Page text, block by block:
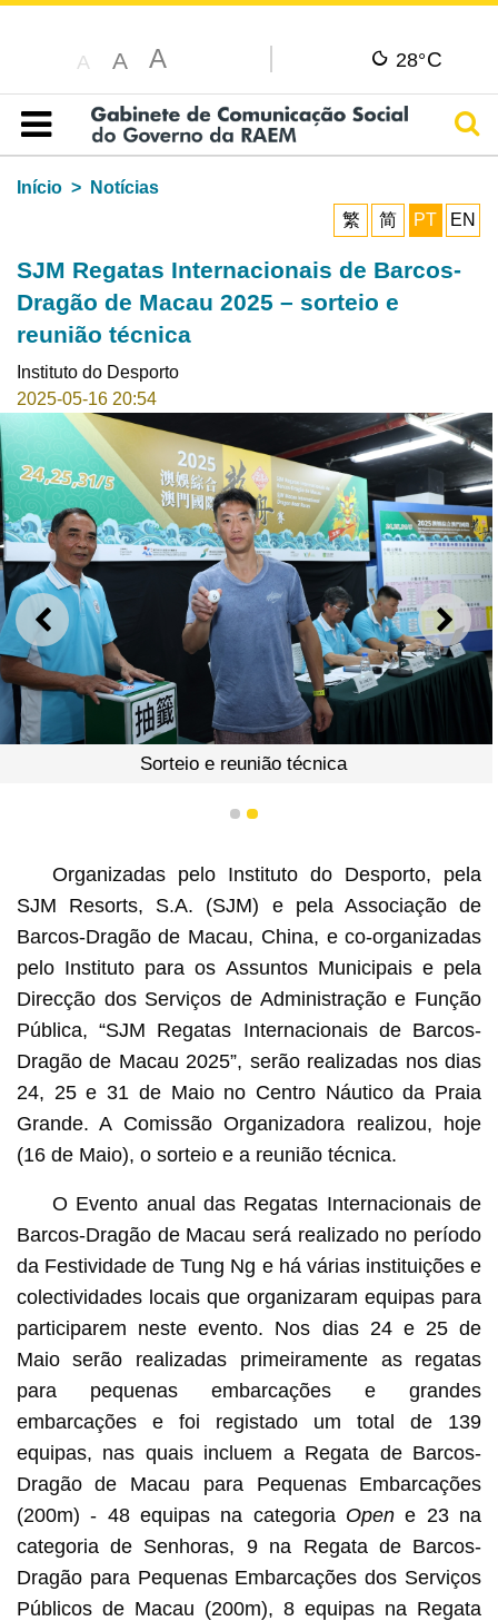
A A A 28°C
Índice
Início
Notícias
繁
简 PT EN
SJM Regatas Internacionais de Barcos-
Dragão de Macau 2025 – sorteio e
reunião técnica
Instituto do Desporto
2025-05-16 20:54
ANTERIOR
Sorteio e reunião técnica
1 2
Organizadas pelo Instituto do Desporto, pela
SJM Resorts, S.A. (SJM) e pela Associação de
Barcos-Dragão de Macau, China, e co-organizadas
pelo Instituto para os Assuntos Municipais e pela
Direcção dos Serviços de Administração e Função
Pública, “SJM Regatas Internacionais de Barcos-
Dragão de Macau 2025”, serão realizadas nos dias
24, 25 e 31 de Maio no Centro Náutico da Praia
Grande. A Comissão Organizadora realizou, hoje
(16 de Maio), o sorteio e a reunião técnica.
O Evento anual das Regatas Internacionais de
Barcos-Dragão de Macau será realizado no período
da Festividade de Tung Ng e há várias instituições e
colectividades locais que organizaram equipas para
participarem neste evento. Nos dias 24 e 25 de
Maio serão realizadas primeiramente as regatas
para pequenas embarcações e grandes
embarcações e foi registado um total de 139
equipas, nas quais incluem a Regata de Barcos-
Dragão de Macau para Pequenas Embarcações
(200m) - 48 equipas na categoria Open e 23 na
categoria de Senhoras, 9 na Regata de Barcos-
Dragão para Pequenas Embarcações dos Serviços
Públicos de Macau (200m), 8 equipas na Regata